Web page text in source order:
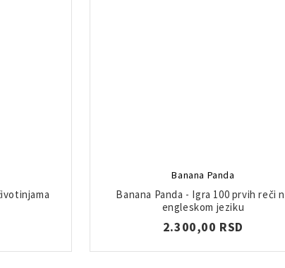
Banana Panda
Banana Panda - Igra 100 prvih reči
engleskom jeziku
2.300,00 RSD